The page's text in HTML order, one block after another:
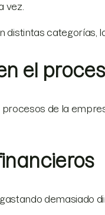
vez.
categorías,
el
procesos de la
demasiado